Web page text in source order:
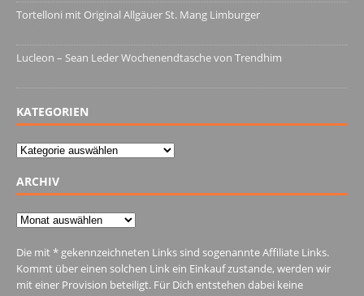
Tortelloni mit Original Allgäuer St. Mang Limburger
Lucleon – Sean Leder Wochenendtasche von Trendhim
KATEGORIEN
Kategorien
ARCHIV
Archiv
Die mit * gekennzeichneten Links sind sogenannte Affiliate Links.
Kommt über einen solchen Link ein Einkauf zustande, werden wir
mit einer Provision beteiligt. Für Dich entstehen dabei keine